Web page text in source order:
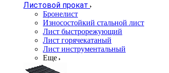
Листовой прокат
Бронелист
Износостойкий стальной лист
Лист быстрорежующий
Лист горячекатаный
Лист инструментальный
Еще